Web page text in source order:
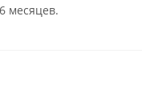
месяцев.